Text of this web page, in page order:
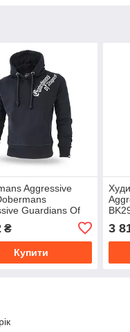
Aggressive
Guardians Of
₴
Купити
3